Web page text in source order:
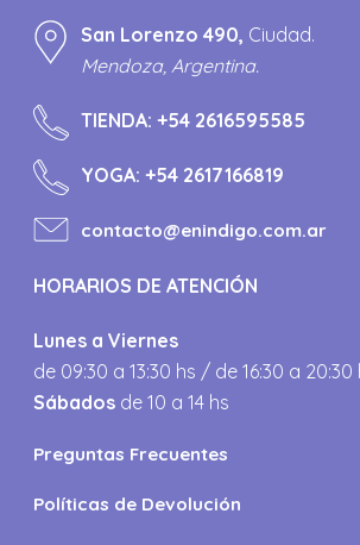
San Lorenzo 490, Ciudad.
Mendoza, Argentina.
TIENDA:+54 2616595585
YOGA:+54 2617166819
contacto@enindigo.com.ar
HORARIOS DE ATENCIÓN
Lunes a Viernes
de 09:30 a 13:30 hs / de 16:30 a 20:30
Sábados de 10 a 14 hs
Preguntas Frecuentes
Políticas de Devolución